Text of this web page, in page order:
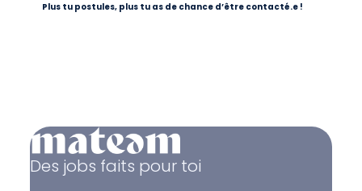
Plus tu postules, plus tu as de chance d’être contacté.e !
Des jobs faits pour toi